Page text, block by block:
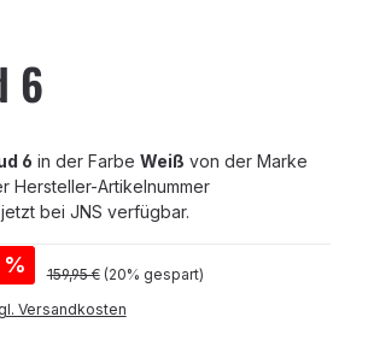
6
6 in der Farbe Weiß von der Marke
Hersteller-Artikelnummer
bei JNS verfügbar.
% Regulärer Preis:
159,95 € (20% gespart)
Versandkosten